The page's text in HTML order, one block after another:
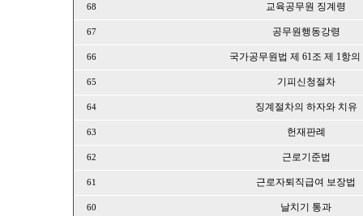
68 교육공무원 징계령
67 공무원행동강령
66 국가공무원법 제 61조 제 1항의
65 기피신청절차
64 징계절차의 하자와 치유
63 헌재판례
62 근로기준법
61 근로자퇴직급여 보장법
60 날치기 통과